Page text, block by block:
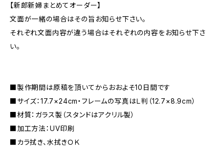
【新郎新婦まとめてオーダー】
文面が一緒の場合はその旨お知らせ下さい。
それぞれ文面内容が違う場合はそれぞれの内容をお知らせ下さ
い。
■製作期間は原稿を頂いてからおおよそ10日間です
■サイズ：17.7×24cm・フレームの写真はＬ判（12.7×8.9cm）
■材質：ガラス製（スタンドはアクリル製）
■加工方法：UV印刷
■カラ拭き、水拭きＯＫ